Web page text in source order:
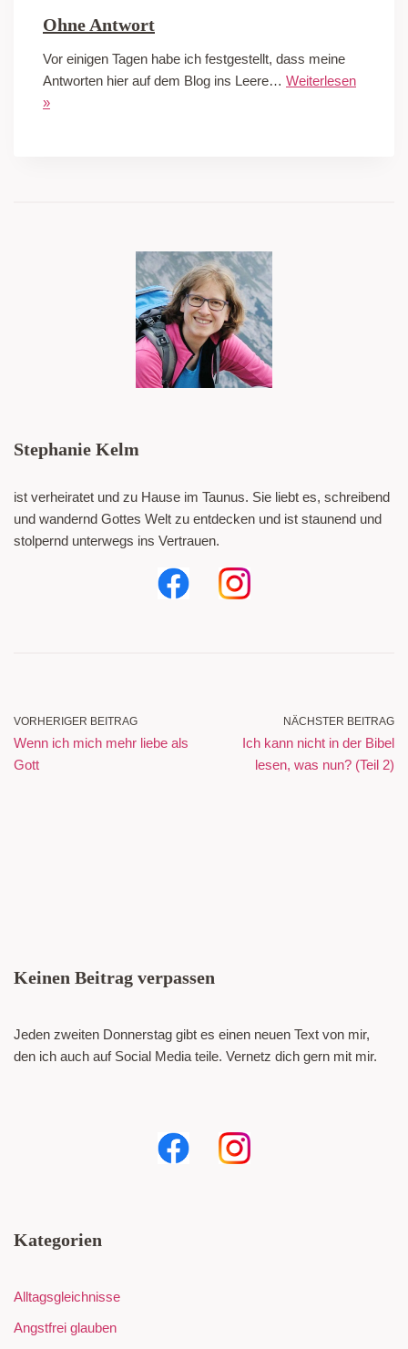
Ohne Antwort
Vor einigen Tagen habe ich festgestellt, dass meine
Antworten hier auf dem Blog ins Leere… Weiterlesen
»
Stephanie Kelm
ist verheiratet und zu Hause im Taunus. Sie liebt es, schreibend
und wandernd Gottes Welt zu entdecken und ist staunend und
stolpernd unterwegs ins Vertrauen.
VORHERIGER BEITRAG
Wenn ich mich mehr liebe als
Gott
NÄCHSTER BEITRAG
Ich kann nicht in der Bibel
lesen, was nun? (Teil 2)
Keinen Beitrag verpassen
Jeden zweiten Donnerstag gibt es einen neuen Text von mir,
den ich auch auf Social Media teile. Vernetz dich gern mit mir.
Kategorien
Alltagsgleichnisse
Angstfrei glauben